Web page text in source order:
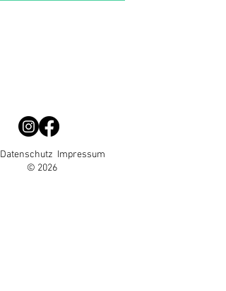
Datenschutz Impressum
© 2026